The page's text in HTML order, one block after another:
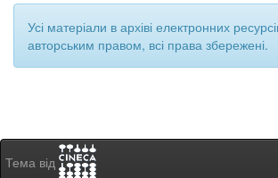
Усі матеріали в архіві електронних
авторським правом, всі права збережені.
Тема від